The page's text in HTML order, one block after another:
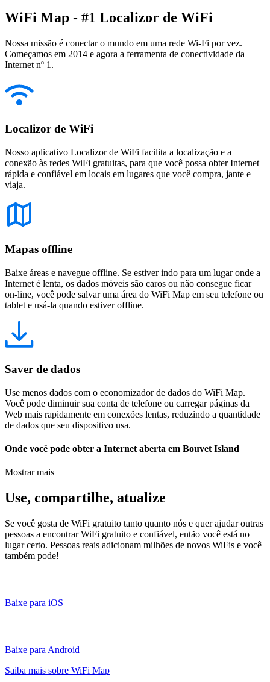
WiFi Map - #1 Localizor de WiFi
Nossa missão é conectar o mundo em uma rede Wi-Fi por vez.
Começamos em 2014 e agora a ferramenta de conectividade da
Internet nº 1.
Localizor de WiFi
Nosso aplicativo Localizor de WiFi facilita a localização e a
conexão às redes WiFi gratuitas, para que você possa obter Internet
rápida e confiável em locais em lugares que você compra, jante e
viaja.
Mapas offline
Baixe áreas e navegue offline. Se estiver indo para um lugar onde a
Internet é lenta, os dados móveis são caros ou não consegue ficar
on-line, você pode salvar uma área do WiFi Map em seu telefone ou
tablet e usá-la quando estiver offline.
Saver de dados
Use menos dados com o economizador de dados do WiFi Map.
Você pode diminuir sua conta de telefone ou carregar páginas da
Web mais rapidamente em conexões lentas, reduzindo a quantidade
de dados que seu dispositivo usa.
Onde você pode obter a Internet aberta em Bouvet Island
Mostrar mais
Use, compartilhe, atualize
Se você gosta de WiFi gratuito tanto quanto nós e quer ajudar outras
pessoas a encontrar WiFi gratuito e confiável, então você está no
lugar certo. Pessoas reais adicionam milhões de novos WiFis e você
também pode!
Baixe para iOS
Baixe para Android
Saiba mais sobre WiFi Map